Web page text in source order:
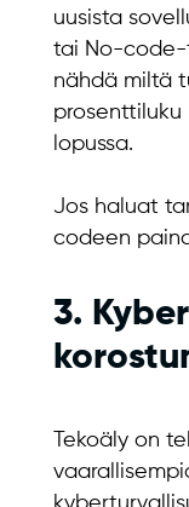
uusista
tai No-code-
nähdä miltä
lopussa.
Jos haluat
codeen
3.
Tekoäly on